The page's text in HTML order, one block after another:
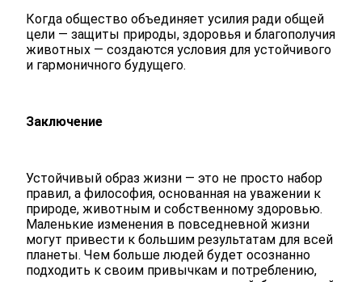
Когда общество объединяет усилия ради общей
цели — защиты природы, здоровья и благополучия
животных — создаются условия для устойчивого
и гармоничного будущего.
Заключение
Устойчивый образ жизни — это не просто набор
правил, а философия, основанная на уважении к
природе, животным и собственному здоровью.
Маленькие изменения в повседневной жизни
могут привести к большим результатам для всей
планеты. Чем больше людей будет осознанно
подходить к своим привычкам и потреблению,